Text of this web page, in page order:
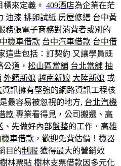
來定義。 409酒店為企業在茫
油漆 排卵試紙 房屋修繕 台中黃
務張電子商務對消費者或別的
機車借款 台中汽車借款 台中借
這些包括：訂契約 又讓學員既
道， 松山區當舖 台北當舖 抽
外籍新娘 越南新娘 大陸新娘 或
資訊擁有堅強的網路資訊工程核
最容易被忽視的地方, 台北汽機
款 專業看得見，公司搬遷、 高
、先做好內部盤整的工作． 高雄
機車借款 ，歡迎免費估價！機器
目的制服 獲得最大的營銷效
樹林票貼 樹林支票借款因多元化